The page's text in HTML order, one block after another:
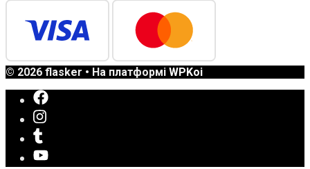
© 2026 flasker • На платформі WPKoi